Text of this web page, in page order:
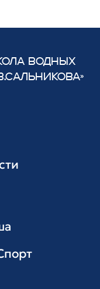
ВОДНЫХ